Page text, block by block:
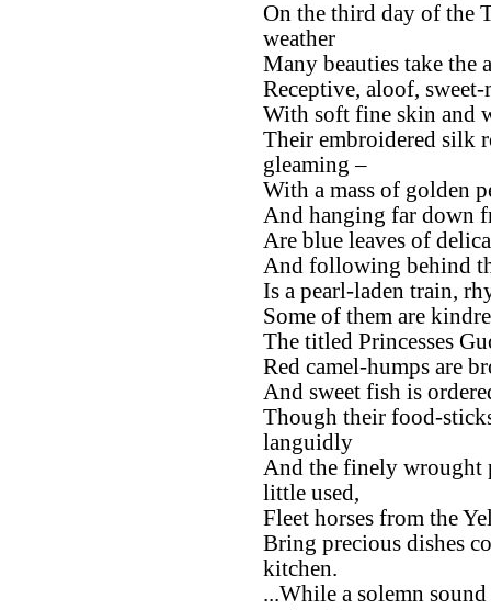
On the third day of the
weather
Many beauties take the
Receptive, aloof, sweet-
With soft fine skin and
Their embroidered silk
gleaming –
With a mass of golden
And hanging far down
Are blue leaves of
And following behind
Is a pearl-laden train,
Some of them are
The titled Princesses
Red camel-humps are
And sweet fish is
Though their food-
languidly
And the finely wrought
little used,
Fleet horses from the
Bring precious dishes
kitchen.
...While a solemn